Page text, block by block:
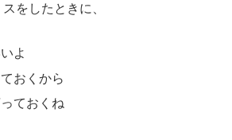
をしたときに、
よ
おくから
ておくね